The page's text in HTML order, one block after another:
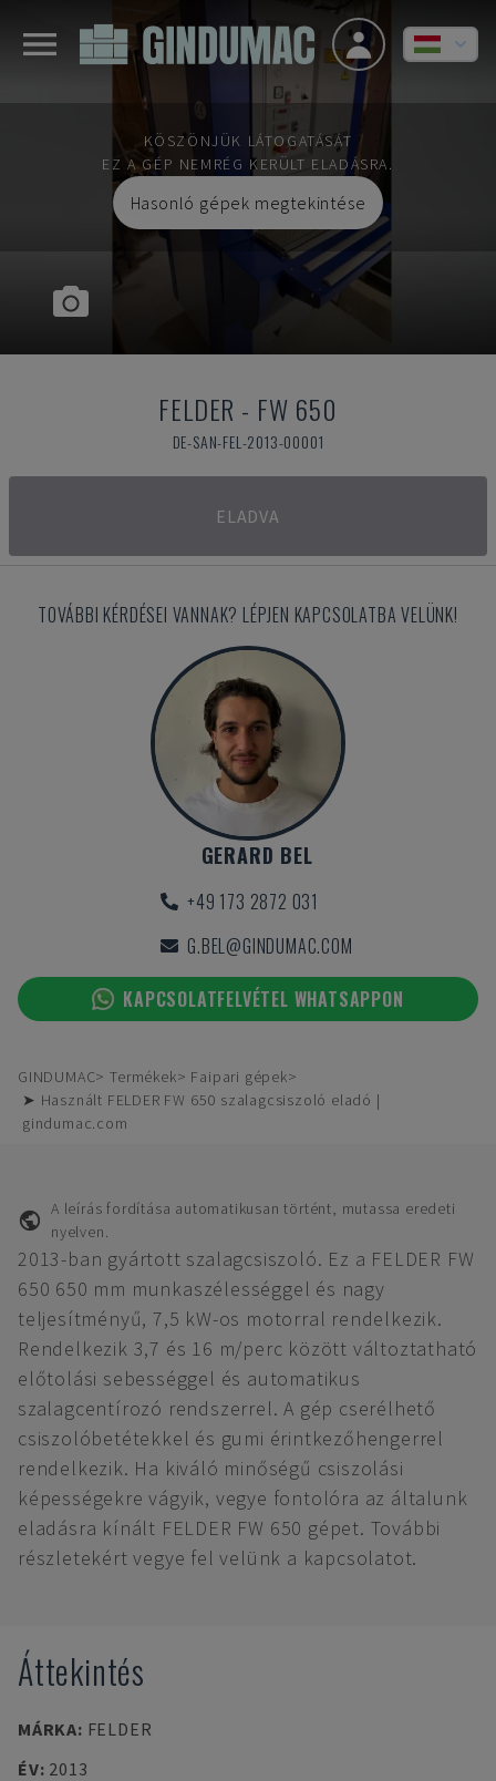
KÖSZÖNJÜK LÁTOGATÁSÁT
EZ A GÉP NEMRÉG KERÜLT ELADÁSRA.
Hasonló gépek megtekintése
FELDER - FW 650
DE-SAN-FEL-2013-00001
ELADVA
TOVÁBBI KÉRDÉSEI VANNAK? LÉPJEN KAPCSOLATBA VELÜNK!
GERARD BEL
+49 173 2872 031
G.BEL@GINDUMAC.COM
KAPCSOLATFELVÉTEL WHATSAPPON
GINDUMAC Termékek
Faipari gépek
➤ Használt FELDER FW 650 szalagcsiszoló eladó |
gindumac.com
A leírás fordítása automatikusan történt, mutassa eredeti
nyelven.
2013-ban gyártott szalagcsiszoló. Ez a FELDER FW
650 650 mm munkaszélességgel és nagy
teljesítményű, 7,5 kW-os motorral rendelkezik.
Rendelkezik 3,7 és 16 m/perc között változtatható
előtolási sebességgel és automatikus
szalagcentírozó rendszerrel. A gép cserélhető
csiszolóbetétekkel és gumi érintkezőhengerrel
rendelkezik. Ha kiváló minőségű csiszolási
képességekre vágyik, vegye fontolóra az általunk
eladásra kínált FELDER FW 650 gépet. További
részletekért vegye fel velünk a kapcsolatot.
Áttekintés
MÁRKA: FELDER
ÉV: 2013